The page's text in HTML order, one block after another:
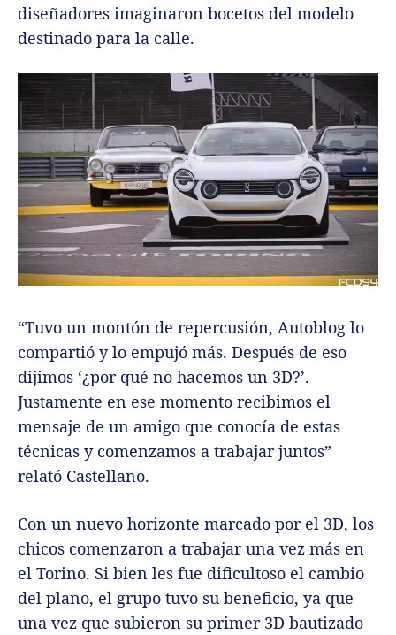
diseñadores imaginaron bocetos del modelo
destinado para la calle.
“Tuvo un montón de repercusión, Autoblog lo
compartió y lo empujó más. Después de eso
dijimos ‘¿por qué no hacemos un 3D?’.
Justamente en ese momento recibimos el
mensaje de un amigo que conocía de estas
técnicas y comenzamos a trabajar juntos”
relató Castellano.
Con un nuevo horizonte marcado por el 3D, los
chicos comenzaron a trabajar una vez más en
el Torino. Si bien les fue dificultoso el cambio
del plano, el grupo tuvo su beneficio, ya que
una vez que subieron su primer 3D bautizado